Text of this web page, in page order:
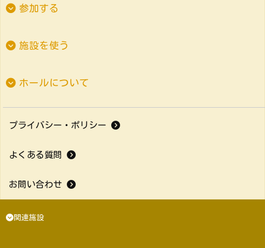
参加する
施設を使う
ホールについて
プライバシー・ポリシー
よくある質問
お問い合わせ
関連施設